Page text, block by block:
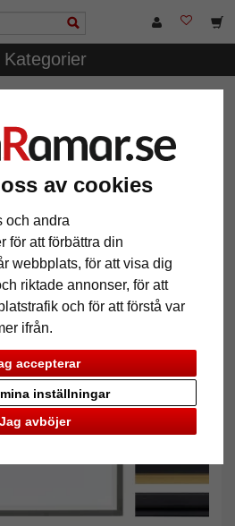
av cookies
och andra
för att förbättra din
webbplats, för att visa dig
riktade annonser, för att
och för att förstå var
ifrån.
accepterar
Jag avböjer
inställningar
Kategorier